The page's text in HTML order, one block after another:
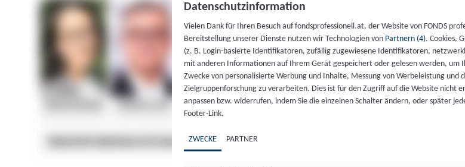
Datenschutzinformation
Vielen Dank für Ihren Besuch auf fondsprofessionell.at, der Website von FONDS
Bereitstellung unserer Dienste nutzen wir Technologien von Partnern (4). Cookies,
(z. B. Login-basierte Identifikatoren, zufällig zugewiesene Identifikatoren,
mit anderen Informationen auf Ihrem Gerät gespeichert oder gelesen werden, um
Zwecke von personalisierte Werbung und Inhalte, Messung von Werbeleistung und
Zielgruppenforschung zu verarbeiten. Dies ist für den Zugriff auf die Website nicht
anpassen bzw. widerrufen, indem Sie die einzelnen Schalter ändern, oder später
Footer-Link.
ZWECKE PARTNER